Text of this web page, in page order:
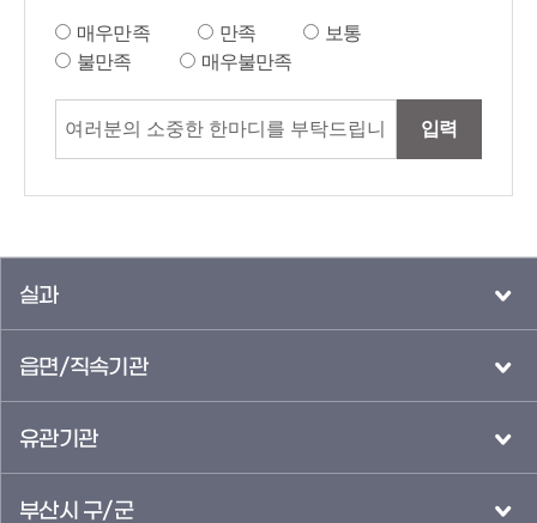
매우만족 만족
보통
불만족
매우불만족
입력
실과
읍면/직속기관
유관기관
부산시 구/군